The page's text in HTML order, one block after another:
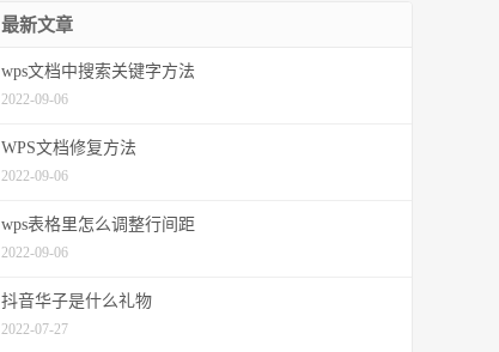
最新文章
wps文档中搜索关键字方法
2022-09-06
WPS文档修复方法
2022-09-06
wps表格里怎么调整行间距
2022-09-06
抖音华子是什么礼物
2022-07-27